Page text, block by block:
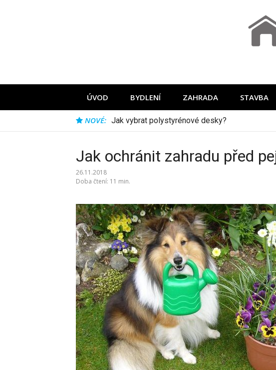
ÚVOD BYDLENÍ ZAHRADA STAVBA
NOVÉ: Jak vybrat ocelovou síť?
Jak ochránit zahradu před
26.11.2018
Doba čtení: 11 min.